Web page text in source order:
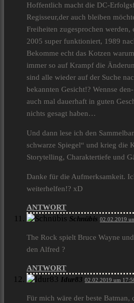
Hoffentlich macht die DC-
Regisseur,der auch bleiben
Freiheiten zugesprochen
2005 super funktioniert, 1989
Bekomme echt das Kotzen
immer so auf Krampf die
sind alle wieder auf der Suche
bekannten Gesicht!? Wennse
auch mal dauerhaft in guten
nichts gesagt haben…
Und dann lese ich den
schwarze Spiegel“ und krieg die
Storytelling, Charaktertiefe und
Danke für die Aufmerksamkeit.
weiterhelfen!? xD
ANTWORT
Schnübis 02.02.2019
The Rock spielt Bruce Wayne
den Alfred ?
ANTWORT
Idur83 02.02.2019 um
Für mich wäre der beste Batman,